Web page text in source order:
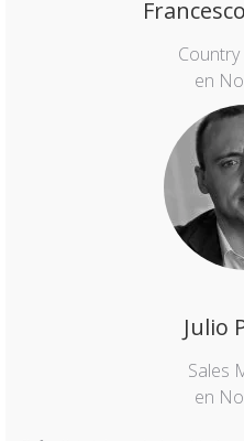
en
Julio
Sales
en